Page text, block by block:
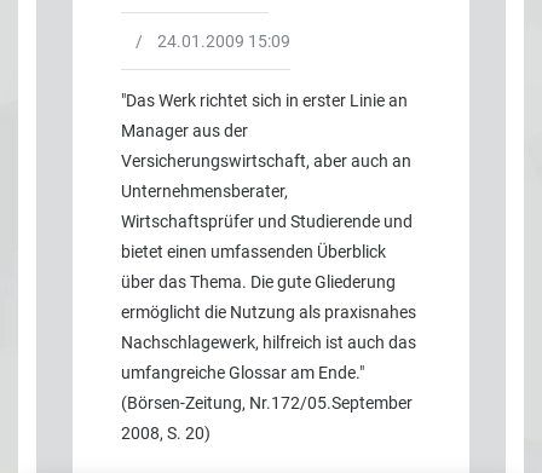
/ 24.01.2009 15:09
"Das Werk richtet sich in erster Linie an
Manager aus der
Versicherungswirtschaft, aber auch an
Unternehmensberater,
Wirtschaftsprüfer und Studierende und
bietet einen umfassenden Überblick
über das Thema. Die gute Gliederung
ermöglicht die Nutzung als praxisnahes
Nachschlagewerk, hilfreich ist auch das
umfangreiche Glossar am Ende."
(Börsen-Zeitung, Nr.172/05.September
2008, S. 20)